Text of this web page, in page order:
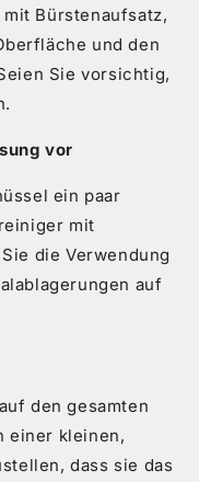
Bürstenaufsatz,
und den
Sie vorsichtig,
vor
ein paar
mit
die Verwendung
auf
den gesamten
einer kleinen,
dass sie das